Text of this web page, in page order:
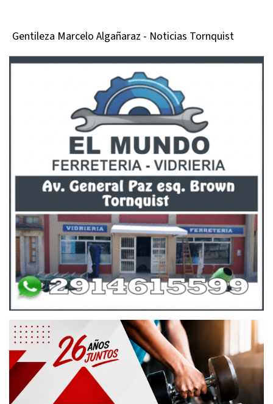
Gentileza Marcelo Algañaraz - Noticias Tornquist